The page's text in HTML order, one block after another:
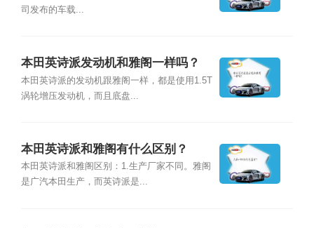
司发布的车载...
本田英诗派发动机和雅阁一样吗？
本田英诗派的发动机跟雅阁一样，都是使用1.5T
涡轮增压发动机，而且底盘...
本田英诗派和雅阁有什么区别？
本田英诗派和雅阁区别：1.生产厂家不同。雅阁
是广汽本田生产，而英诗派是...